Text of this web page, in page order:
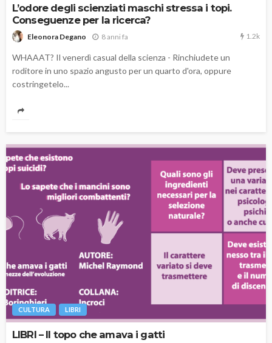
L’odore degli scienziati maschi stressa i topi.
Conseguenze per la ricerca?
Eleonora Degano 8 anni fa 1.2k
WHAAAT? Il venerdì casual della scienza - Rinchiudete un
roditore in uno spazio angusto per un quarto d'ora, oppure
costringetelo...
CULTURA LIBRI
LIBRI – Il topo che amava i gatti